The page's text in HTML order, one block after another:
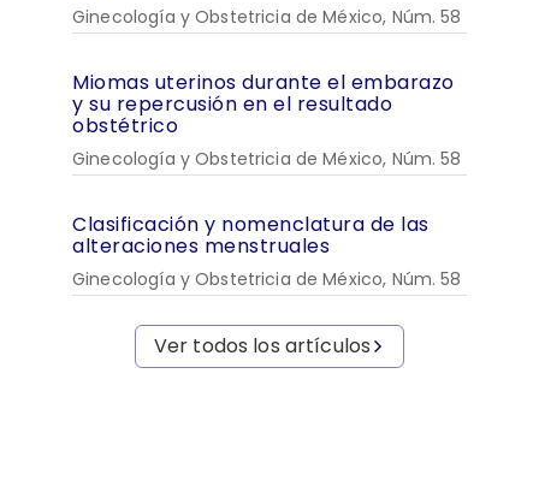
Ginecología y Obstetricia de México, Núm. 58
Miomas uterinos durante el embarazo
y su repercusión en el resultado
obstétrico
Ginecología y Obstetricia de México, Núm. 58
Clasificación y nomenclatura de las
alteraciones menstruales
Ginecología y Obstetricia de México, Núm. 58
Ver todos los artículos